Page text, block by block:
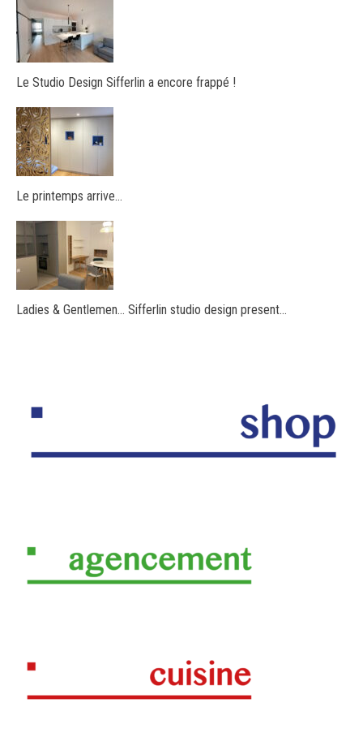
Le Studio Design Sifferlin a encore frappé !
Le printemps arrive…
Ladies & Gentlemen… Sifferlin studio design present…